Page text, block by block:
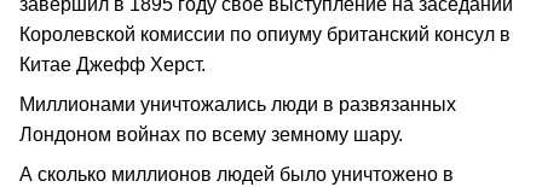
завершил в 1895 году свое выступление на заседании
Королевской комиссии по опиуму британский консул в
Китае Джефф Херст.
Миллионами уничтожались люди в развязанных
Лондоном войнах по всему земному шару.
А сколько миллионов людей было уничтожено в